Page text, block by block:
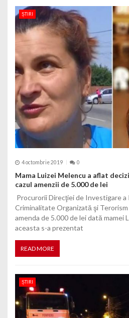
ȘTIRI
4 octombrie 2019 0
Mama Luizei Melencu a aflat
cazul amenzii de 5.000 de lei
Procurorii Direcţiei de Investigare
Criminalitate Organizată şi
amenda de 5.000 de lei dată mamei
aceasta s-a prezentat
READ MORE
ȘTIRI